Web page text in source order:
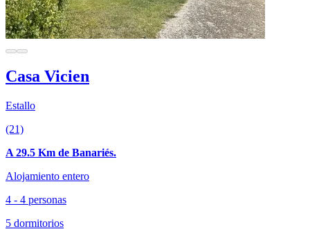
Casa Vicien
Estallo
(21)
A 29.5 Km de Banariés.
Alojamiento entero
4 - 4 personas
5 dormitorios